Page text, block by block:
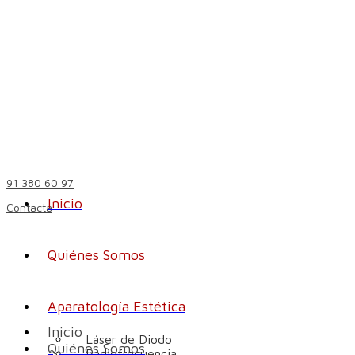
91 380 60 97
ContactaInicio
Quiénes Somos
Aparatología Estética
Láser de Diodo
Inicio
Quiénes Somos